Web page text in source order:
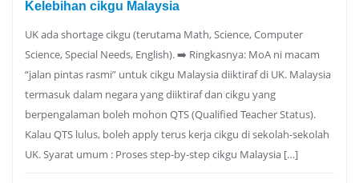
Kelebihan cikgu Malaysia
UK ada shortage cikgu (terutama Math, Science, Computer
Science, Special Needs, English). ➡️ Ringkasnya: MoA ni macam
“jalan pintas rasmi” untuk cikgu Malaysia diiktiraf di UK. Malaysia
termasuk dalam negara yang diiktiraf dan cikgu yang
berpengalaman boleh mohon QTS (Qualified Teacher Status).
Kalau QTS lulus, boleh apply terus kerja cikgu di sekolah-sekolah
UK. Syarat umum : Proses step-by-step cikgu Malaysia […]